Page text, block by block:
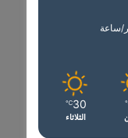
30
℃
الثلاثاء